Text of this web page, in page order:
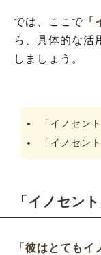
では、ここで
ら、具体的な活
しましょう。
「イノセン
「イノセン
「イノセン
「彼はとても